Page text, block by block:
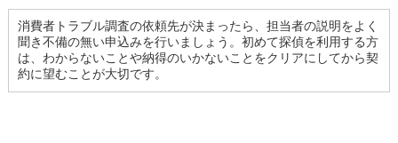
消費者トラブル調査の依頼先が決まったら、担当者の説明をよく
聞き不備の無い申込みを行いましょう。初めて探偵を利用する方
は、わからないことや納得のいかないことをクリアにしてから契
約に望むことが大切です。